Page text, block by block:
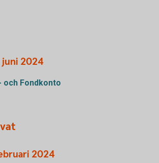
2024
Fondkonto
2024